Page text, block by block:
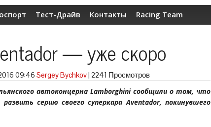
Тест-Драйв Контакты Racing Team
— уже скоро
09:46 Sergey Bychkov| 2241 Просмотров
автоконцерна Lamborghini сообщили о том, что
серию своего суперкара Aventador, покинувшего